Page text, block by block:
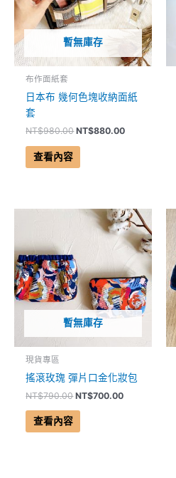
暫無庫存
布作面紙套
日本布 幾何色塊收納面紙
套
NT$980.00 NT$880.00
查看內容
暫無庫存
現貨專區
搖滾玫瑰 彈片口金化妝包
NT$790.00
原
NT$790.00。
NT$700.00
目
前
價
格：
NT$700.00
查看內容